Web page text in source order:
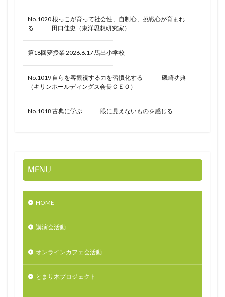
No.1020 根っこが育って社会性、自制心、挑戦心が育まれ
る 田口佳史（東洋思想研究家）
第18回夢授業 2026.6.17 馬出小学校
No.1019 自らを客観視する力を習慣化する 磯崎功典
（キリンホールディングス会長ＣＥＯ）
No.1018 古典に学ぶ 眼に見えないものを感じる
MENU
HOME
講演会活動
オンラインカフェ会活動
とまり木プロジェクト